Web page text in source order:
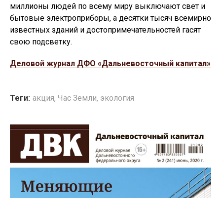
миллионы людей по всему миру выключают свет и
бытовые электроприборы, а десятки тысяч всемирно
известных зданий и достопримечательностей гасят
свою подсветку.
Деловой журнал ДФО «Дальневосточный капитал»
Теги: акция, Час Земли, экология